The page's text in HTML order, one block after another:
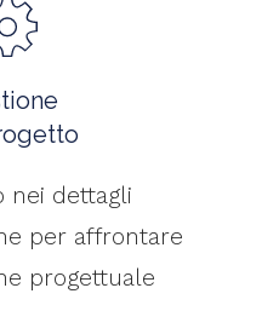
nei dettagli
per affrontare
progettuale